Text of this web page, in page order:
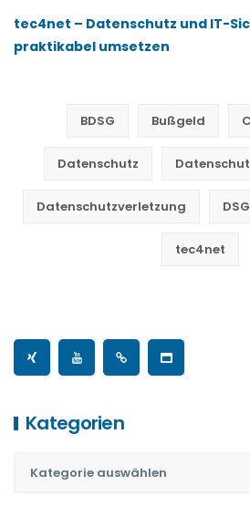
tec4net – Datenschutz und IT-
praktikabel umsetzen
BDSG Bußgeld
Datenschutz
Datenschutzverletzung
tec4net
Kategorien